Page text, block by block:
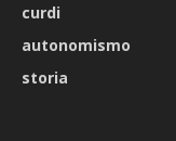
curdi
autonomismo
storia